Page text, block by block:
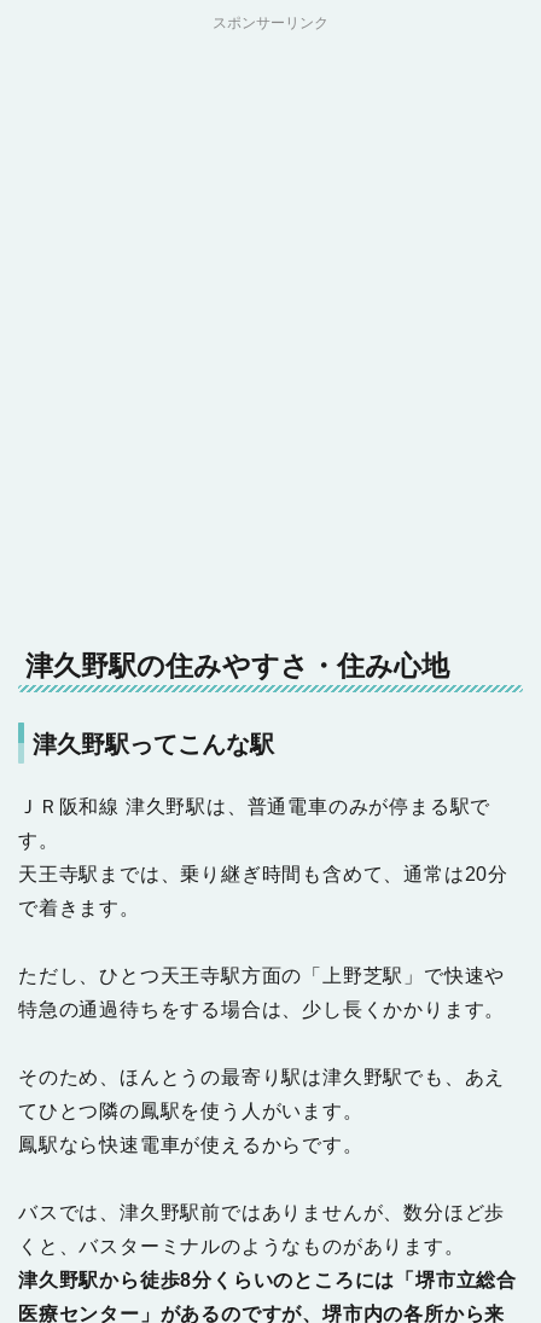
スポンサーリンク
津久野駅の住みやすさ・住み心地
津久野駅ってこんな駅
ＪＲ阪和線 津久野駅は、普通電車のみが停まる駅で
す。
天王寺駅までは、乗り継ぎ時間も含めて、通常は20分
で着きます。
ただし、ひとつ天王寺駅方面の「上野芝駅」で快速や
特急の通過待ちをする場合は、少し長くかかります。
そのため、ほんとうの最寄り駅は津久野駅でも、あえ
てひとつ隣の鳳駅を使う人がいます。
鳳駅なら快速電車が使えるからです。
バスでは、津久野駅前ではありませんが、数分ほど歩
くと、バスターミナルのようなものがあります。
津久野駅から徒歩8分くらいのところには「堺市立総合
医療センター」があるのですが、堺市内の各所から来